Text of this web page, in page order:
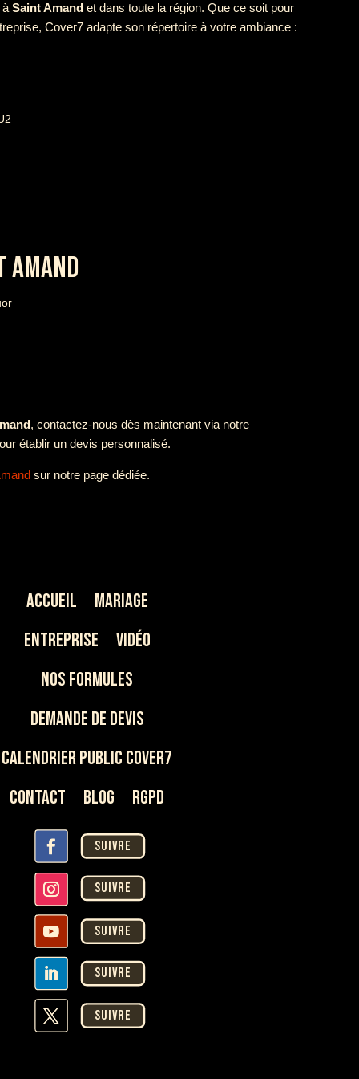
à Saint Amand et dans toute la région. Que ce soit pour
Cover7 adapte son répertoire à votre ambiance :
AMAND
, contactez-nous dès maintenant via notre
établir un devis personnalisé.
sur notre page dédiée.
Accueil
Mariage
Entreprise
Vidéo
Nos Formules
Demande de devis
Calendrier Public Cover7
Contact
Blog rgpd
Suivre
Suivre
Suivre
Suivre
Suivre